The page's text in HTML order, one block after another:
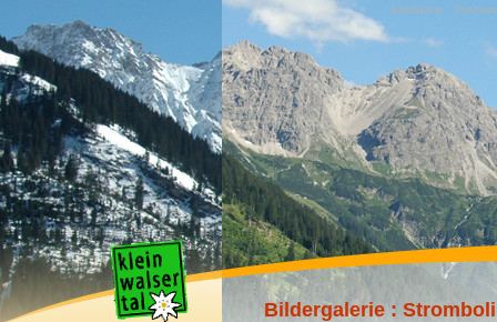
Stichworte ·
Bildergalerie : Stromboli